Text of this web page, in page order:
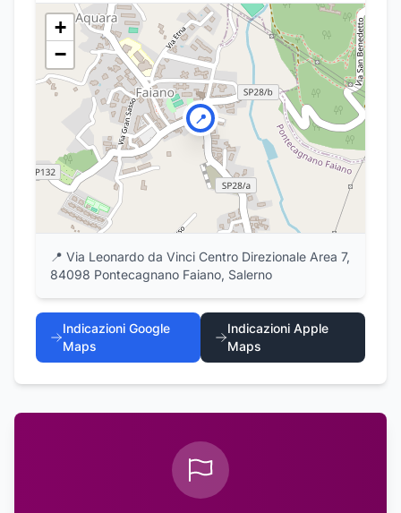
📍
+
−
📍 Via Leonardo da Vinci Centro Direzionale Area 7,
84098 Pontecagnano Faiano, Salerno
Indicazioni Google
Maps
Indicazioni Apple
Maps